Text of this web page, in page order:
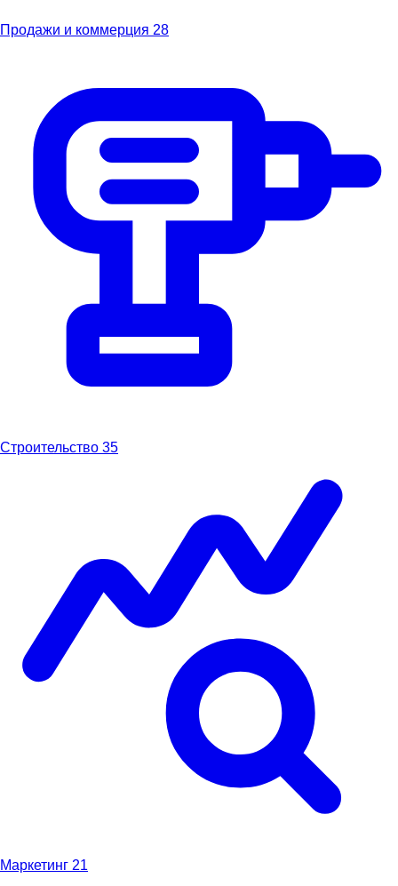
Продажи и коммерция 28
Строительство 35
Маркетинг 21